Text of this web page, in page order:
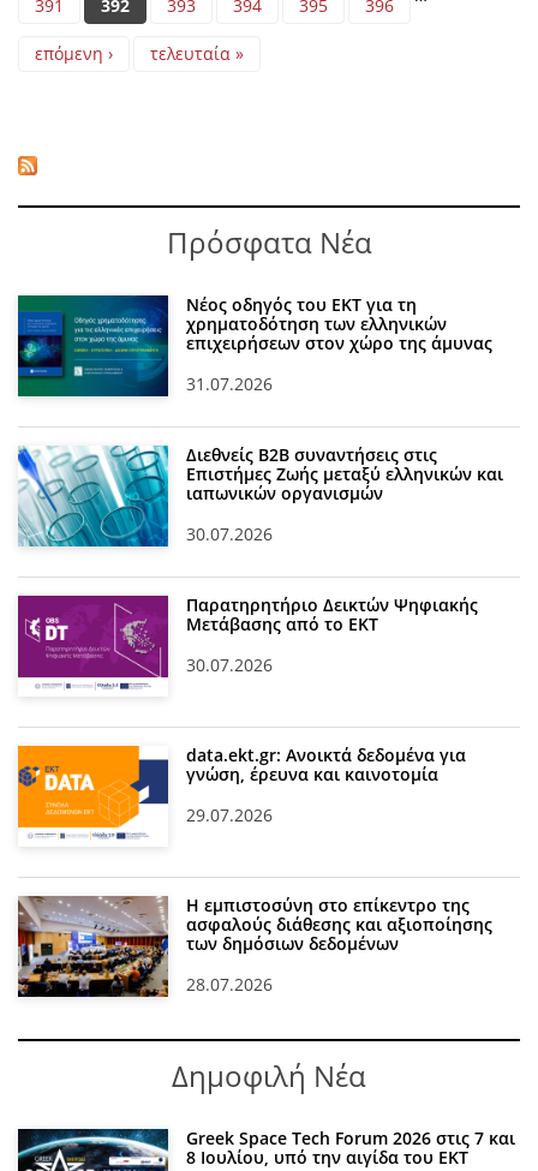
391 392 393 394 395 396
επόμενη › τελευταία »
Πρόσφατα Νέα
Νέος οδηγός του ΕΚΤ για τη
χρηματοδότηση των ελληνικών
επιχειρήσεων στον χώρο της άμυνας
31.07.2026
Διεθνείς Β2Β συναντήσεις στις
Επιστήμες Ζωής μεταξύ ελληνικών και
ιαπωνικών οργανισμών
30.07.2026
Παρατηρητήριο Δεικτών Ψηφιακής
Μετάβασης από το ΕΚΤ
30.07.2026
data.ekt.gr: Ανοικτά δεδομένα για
γνώση, έρευνα και καινοτομία
29.07.2026
Η εμπιστοσύνη στο επίκεντρο της
ασφαλούς διάθεσης και αξιοποίησης
των δημόσιων δεδομένων
28.07.2026
Δημοφιλή Νέα
Greek Space Tech Forum 2026 στις 7 και
8 Ιουλίου, υπό την αιγίδα του ΕΚΤ